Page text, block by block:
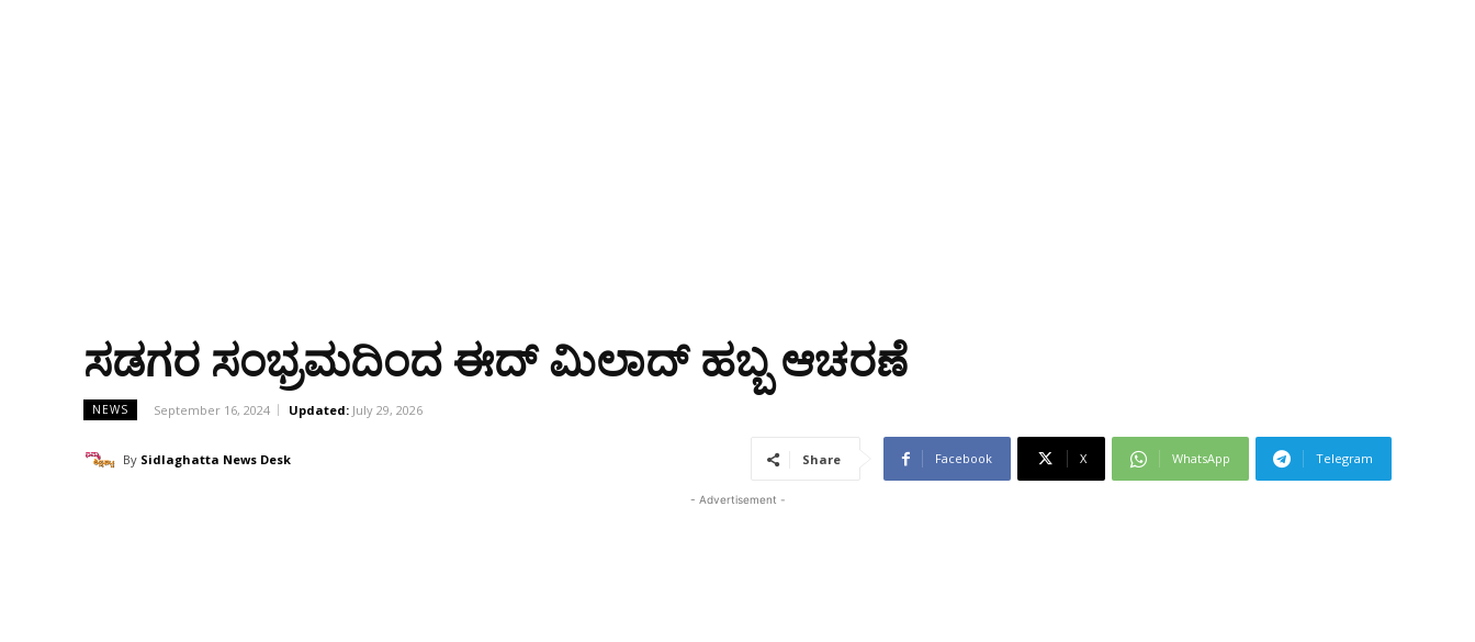
ಸಡಗರ ಸಂಭ್ರಮದಿಂದ ಈದ್ ಮಿಲಾದ್ ಹಬ್ಬ ಆಚರಣೆ
NEWS September 16, 2024 Updated: July 29, 2026
By Sidlaghatta News Desk Share Facebook X WhatsApp Telegram
- Advertisement -